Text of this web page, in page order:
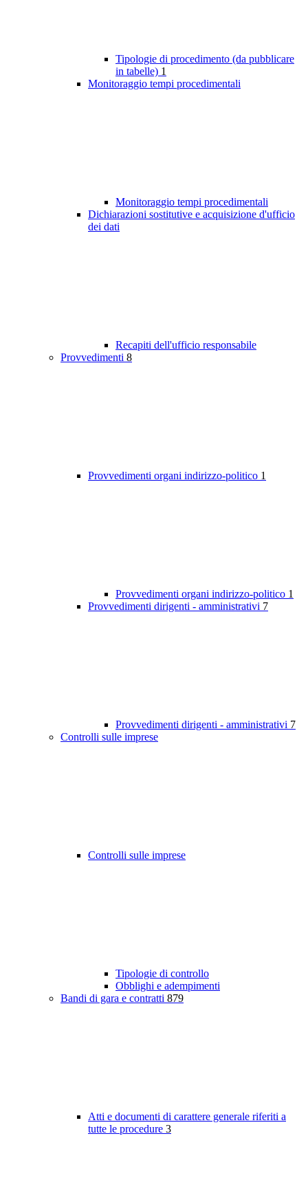
Tipologie di procedimento (da pubblicare
in tabelle) 1
Monitoraggio tempi procedimentali
Monitoraggio tempi procedimentali
Dichiarazioni sostitutive e acquisizione d'ufficio
dei dati
Recapiti dell'ufficio responsabile
Provvedimenti 8
Provvedimenti organi indirizzo-politico 1
Provvedimenti organi indirizzo-politico 1
Provvedimenti dirigenti - amministrativi 7
Provvedimenti dirigenti - amministrativi 7
Controlli sulle imprese
Controlli sulle imprese
Tipologie di controllo
Obblighi e adempimenti
Bandi di gara e contratti 879
Atti e documenti di carattere generale riferiti a
tutte le procedure 3